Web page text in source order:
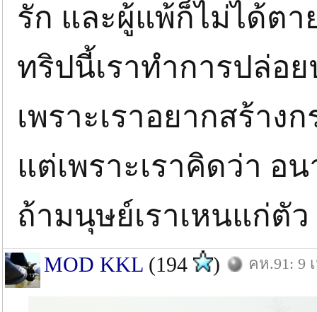
รัก และผู้แพ้ก็ไม่ได้ตา
ทริปนี้เราทำการปล่อ
เพราะเราอยากสร้าง
แต่เพราะเราคิดว่า อ
ถ้ามนุษย์เราเหนแก่ตั
MOD KKL (194 ) คห.91: 9